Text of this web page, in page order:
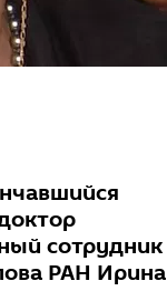
сотрудник
РАН Ирина